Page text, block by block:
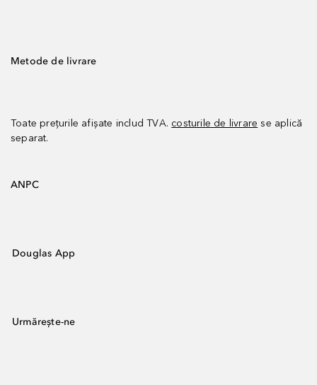
Metode de livrare
Toate prețurile afișate includ TVA. costurile de livrare se aplică
separat.
ANPC
Douglas App
Urmărește-ne